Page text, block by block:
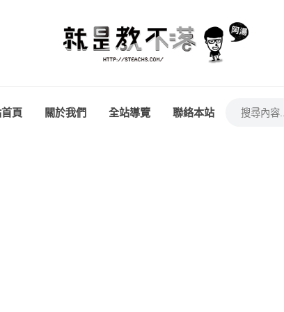
頁 關於我們 全站導覽 聯絡本站